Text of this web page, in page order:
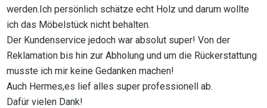
werden.Ich persönlich schätze echt Holz und darum wollte
ich das Möbelstück nicht behalten.
Der Kundenservice jedoch war absolut super! Von der
Reklamation bis hin zur Abholung und um die Rückerstattung
musste ich mir keine Gedanken machen!
Auch Hermes,es lief alles super professionell ab.
Dafür vielen Dank!